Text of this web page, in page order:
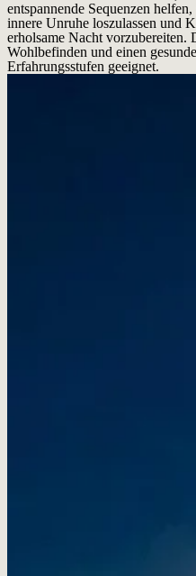
entspannende Sequenzen
innere Unruhe loszulassen und
erholsame Nacht vorzubereiten.
Wohlbefinden und einen
Erfahrungsstufen geeignet.